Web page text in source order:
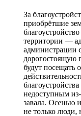
За
приобрётшие
территории —
администрации
дорогостоящую
будут посещать
недоступным
завала. Осенью
не только люди,